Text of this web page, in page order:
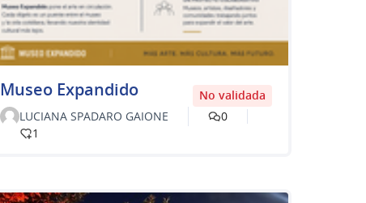
Museo Expandido
No validada
LUCIANA SPADARO GAIONE
0
1